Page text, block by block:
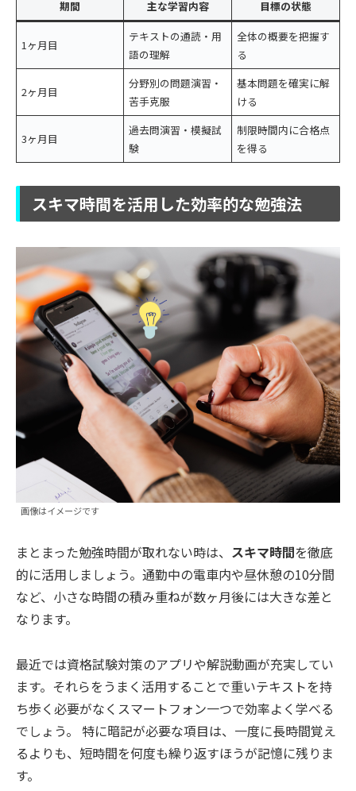
期間 主な学習内容 目標の状態
1ヶ月目
テキストの通読・用
語の理解
全体の概要を把握す
る
2ヶ月目
分野別の問題演習・
苦手克服
基本問題を確実に解
ける
3ヶ月目
過去問演習・模擬試
験
制限時間内に合格点
を得る
スキマ時間を活用した効率的な勉強法
画像はイメージです
まとまった勉強時間が取れない時は、 スキマ時間を徹底
的に活用しましょう。通勤中の電車内や昼休憩の10分間
など、小さな時間の積み重ねが数ヶ月後には大きな差と
なります。
最近では資格試験対策のアプリや解説動画が充実してい
ます。それらをうまく活用することで重いテキストを持
ち歩く必要がなくスマートフォン一つで効率よく学べる
でしょう。 特に暗記が必要な項目は、一度に長時間覚え
るよりも、短時間を何度も繰り返すほうが記憶に残りま
す。